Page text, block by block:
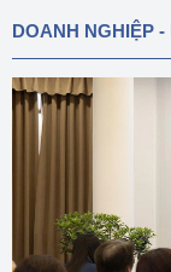
DOANH NGHIỆP